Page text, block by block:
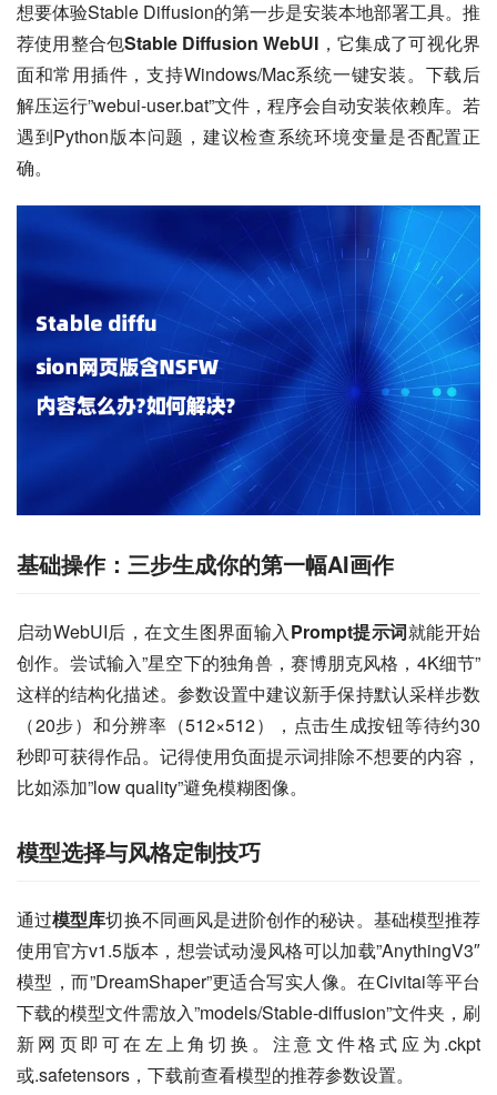
想要体验Stable Diffusion的第一步是安装本地部署工具。推
荐使用整合包Stable Diffusion WebUI ，它集成了可视化界
面和常用插件，支持Windows/Mac系统一键安装。下载后
解压运行”webui-user.bat”文件，程序会自动安装依赖库。若
遇到Python版本问题，建议检查系统环境变量是否配置正
确。
基础操作：三步生成你的第一幅AI画作
启动WebUI后，在文生图界面输入Prompt提示词就能开始
创作。尝试输入”星空下的独角兽，赛博朋克风格，4K细节”
这样的结构化描述。参数设置中建议新手保持默认采样步数
（20步）和分辨率（512×512），点击生成按钮等待约30
秒即可获得作品。记得使用负面提示词排除不想要的内容，
比如添加”low quality”避免模糊图像。
模型选择与风格定制技巧
通过模型库切换不同画风是进阶创作的秘诀。基础模型推荐
使用官方v1.5版本，想尝试动漫风格可以加载”AnythingV3″
模型，而”DreamShaper”更适合写实人像。在Civitai等平台
下载的模型文件需放入”models/Stable-diffusion”文件夹，刷
新网页即可在左上角切换。注意文件格式应为.ckpt
或.safetensors，下载前查看模型的推荐参数设置。